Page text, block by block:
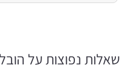
שאלות נפוצות על